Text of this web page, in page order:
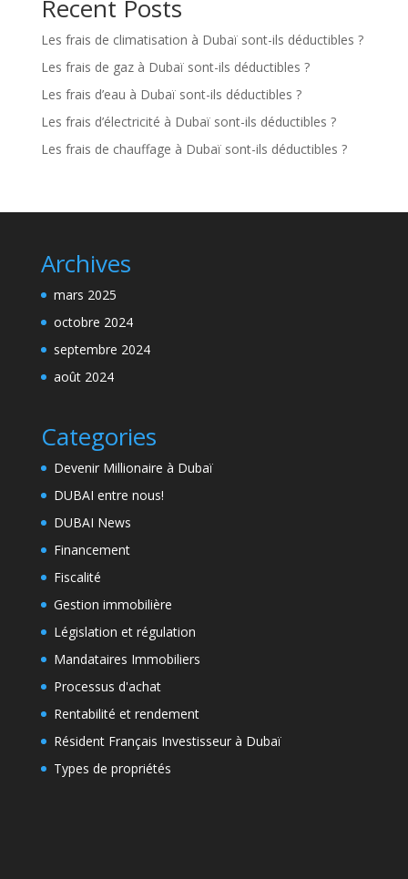
Recent Posts
Les frais de climatisation à Dubaï sont-ils déductibles ?
Les frais de gaz à Dubaï sont-ils déductibles ?
Les frais d’eau à Dubaï sont-ils déductibles ?
Les frais d’électricité à Dubaï sont-ils déductibles ?
Les frais de chauffage à Dubaï sont-ils déductibles ?
Archives
mars 2025
octobre 2024
septembre 2024
août 2024
Categories
Devenir Millionaire à Dubaï
DUBAI entre nous!
DUBAI News
Financement
Fiscalité
Gestion immobilière
Législation et régulation
Mandataires Immobiliers
Processus d'achat
Rentabilité et rendement
Résident Français Investisseur à Dubaï
Types de propriétés